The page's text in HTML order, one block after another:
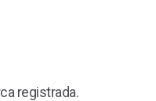
registrada.